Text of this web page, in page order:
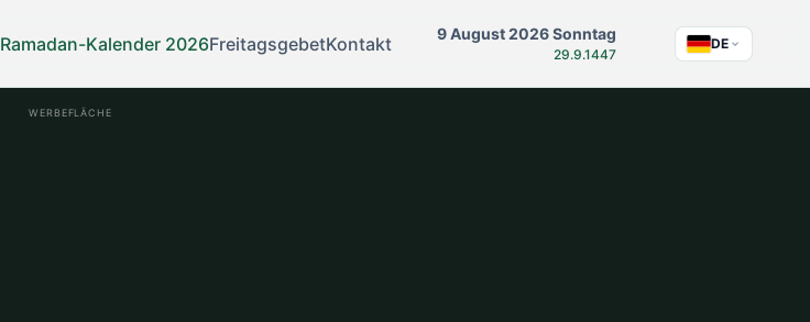
Ramadan-Kalender 2026FreitagsgebetKontakt 9 August 2026 Sonntag
29.9.1447
DE
WERBEFLÄCHE